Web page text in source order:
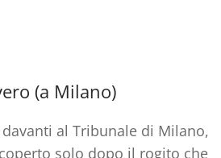
(a Milano)
al Tribunale di Milano,
solo dopo il rogito che